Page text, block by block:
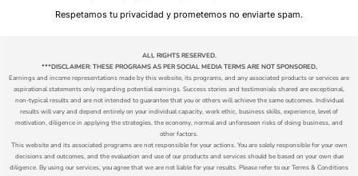
Respetamos tu privacidad y prometemos no enviarte spam.
ALL RIGHTS RESERVED.
***DISCLAIMER: THESE PROGRAMS AS PER SOCIAL MEDIA TERMS ARE NOT SPONSORED,
Earnings and income representations made by this website, its programs, and any associated products or services are
aspirational statements only regarding potential earnings. Success stories and testimonials shared are exceptional,
non-typical results and are not intended to guarantee that you or others will achieve the same outcomes. Individual
results will vary and depend entirely on your individual capacity, work ethic, business skills, experience, level of
motivation, diligence in applying the strategies,theeconomy, normal and unforeseen risks of doing business, and
other factors.
This website and its associated programs are not responsible for your actions. You are solely responsible for your own
decisions and outcomes, and the evaluation and use of our products and services should be based on your own due
diligence. By using our services, you agree that we are not liable for your results. Please refer to our Terms & Conditions